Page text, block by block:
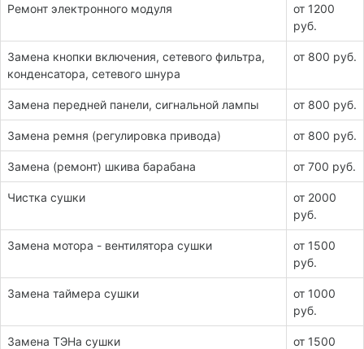
Ремонт электронного модуля
от 1200
руб.
Замена кнопки включения, сетевого фильтра,
конденсатора, сетевого шнура
от 800 руб.
Замена передней панели, сигнальной лампы от 800 руб.
Замена ремня (регулировка привода) от 800 руб.
Замена (ремонт) шкива барабана от 700 руб.
Чистка сушки
от 2000
руб.
Замена мотора - вентилятора сушки
от 1500
руб.
Замена таймера сушки
от 1000
руб.
Замена ТЭНа сушки
от 1500